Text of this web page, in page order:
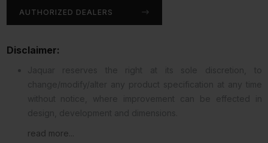
AUTHORIZED DEALERS
Disclaimer:
read more...